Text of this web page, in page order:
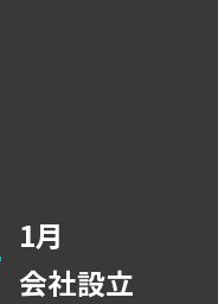
1月
会社設立